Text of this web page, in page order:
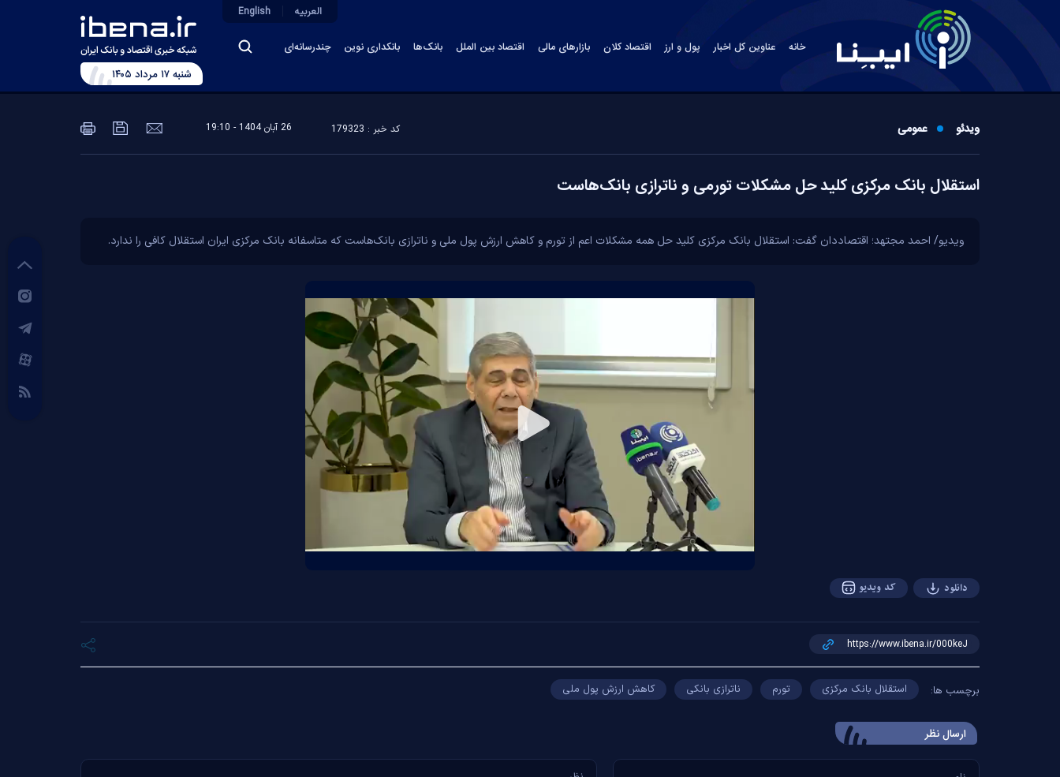
خانه عناوین کل اخبار پول و ارز اقتصاد کلان بازارهای مالی اقتصاد بین الملل بانک‌ها بانکداری نوین چندرسانه‌ای
العربیه English
شنبه ۱۷ مرداد ۱۴۰۵
ویدئو عمومی کد خبر : 179323 26 آبان 1404 - 19:10
استقلال بانک مرکزی کلید حل مشکلات تورمی و ناترازی بانک‌هاست
ویدیو/ احمد مجتهد؛ اقتصاددان گفت: استقلال بانک مرکزی کلید حل همه مشکلات اعم از تورم و کاهش ارزش پول ملی و ناترازی بانک‌هاست که متاسفانه بانک مرکزی ایران استقلال کافی را ندارد.
Play
Video
دانلود کد ویدیو
برچسب ها: استقلال بانک مرکزی تورم ناترازی بانکی کاهش ارزش پول ملی
ارسال‌ نظر